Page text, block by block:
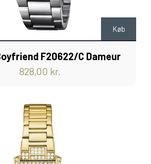
Køb
F20622/C Dameur
828,00 kr.